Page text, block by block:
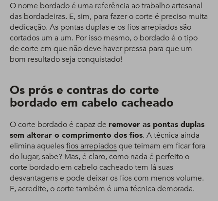
O nome bordado é uma referência ao trabalho artesanal
das bordadeiras. E, sim, para fazer o corte é preciso muita
dedicação. As pontas duplas e os fios arrepiados são
cortados um a um. Por isso mesmo, o bordado é o tipo
de corte em que não deve haver pressa para que um
bom resultado seja conquistado!
Os prós e contras do corte
bordado em cabelo cacheado
O corte bordado é capaz de remover as pontas duplas
sem alterar o comprimento dos fios. A técnica ainda
elimina aquelesfios arrepiadosque teimam em ficar fora
do lugar, sabe? Mas, é claro, como nada é perfeito o
corte bordado em cabelo cacheado tem lá suas
desvantagens e pode deixar os fios com menos volume.
E, acredite, o corte também é uma técnica demorada.